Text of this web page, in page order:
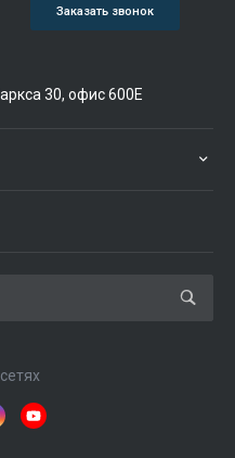
Заказать звонок
30, офис 600Е